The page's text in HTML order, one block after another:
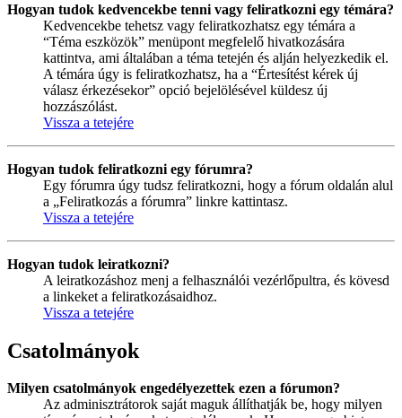
Hogyan tudok kedvencekbe tenni vagy feliratkozni egy témára?
Kedvencekbe tehetsz vagy feliratkozhatsz egy témára a
“Téma eszközök” menüpont megfelelő hivatkozására
kattintva, ami általában a téma tetején és alján helyezkedik el.
A témára úgy is feliratkozhatsz, ha a “Értesítést kérek új
válasz érkezésekor” opció bejelölésével küldesz új
hozzászólást.
Vissza a tetejére
Hogyan tudok feliratkozni egy fórumra?
Egy fórumra úgy tudsz feliratkozni, hogy a fórum oldalán alul
a „Feliratkozás a fórumra” linkre kattintasz.
Vissza a tetejére
Hogyan tudok leiratkozni?
A leiratkozáshoz menj a felhasználói vezérlőpultra, és kövesd
a linkeket a feliratkozásaidhoz.
Vissza a tetejére
Csatolmányok
Milyen csatolmányok engedélyezettek ezen a fórumon?
Az adminisztrátorok saját maguk állíthatják be, hogy milyen